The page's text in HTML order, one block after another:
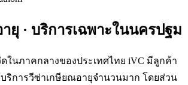
ยุ · บริการเฉพาะในนครปฐม
ในภาคกลางของประเทศไทย iVC มีลูกค้า
ริการวีซ่าเกษียณอายุจำนวนมาก โดยส่วน